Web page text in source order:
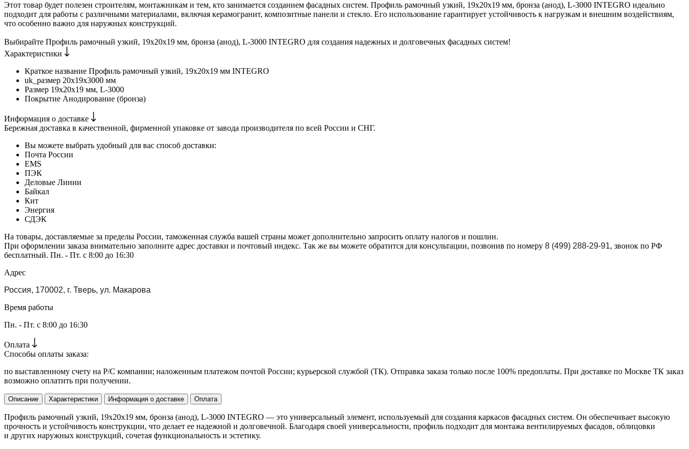
Этот товар будет полезен строителям, монтажникам и тем, кто занимается созданием фасадных систем. Профиль рамочный узкий, 19х20х19 мм, бронза (анод), L-3000 INTEGRO идеально
подходит для работы с различными материалами, включая керамогранит, композитные панели и стекло. Его использование гарантирует устойчивость к нагрузкам и внешним воздействиям,
что особенно важно для наружных конструкций.
Выбирайте Профиль рамочный узкий, 19х20х19 мм, бронза (анод), L-3000 INTEGRO для создания надежных и долговечных фасадных систем!
Характеристики
Краткое название Профиль рамочный узкий, 19х20х19 мм INTEGRO
uk_размер 20х19х3000 мм
Размер 19х20х19 мм, L-3000
Покрытие Анодирование (бронза)
Информация о доставке
Бережная доставка в качественной, фирменной упаковке от завода производителя по всей России и СНГ.
Вы можете выбрать удобный для вас способ доставки:
Почта России
EMS
ПЭК
Деловые Линии
Байкал
Кит
Энергия
СДЭК
На товары, доставляемые за пределы России, таможенная служба вашей страны может дополнительно запросить оплату налогов и пошлин.
При оформлении заказа внимательно заполните адрес доставки и почтовый индекс. Так же вы можете обратится для консультации, позвонив по номеру 8 (499) 288-29-91, звонок по РФ
бесплатный. Пн. - Пт. с 8:00 до 16:30
Адрес
Россия, 170002, г. Тверь, ул. Макарова
Время работы
Пн. - Пт. с 8:00 до 16:30
Оплата
Способы оплаты заказа:
по выставленному счету на Р/С компании; наложенным платежом почтой России; курьерской службой (ТК). Отправка заказа только после 100% предоплаты. При доставке по Москве ТК заказ
возможно оплатить при получении.
Описание Характеристики Информация о доставке Оплата
Профиль рамочный узкий, 19х20х19 мм, бронза (анод), L-3000 INTEGRO — это универсальный элемент, используемый для создания каркасов фасадных систем. Он обеспечивает высокую
прочность и устойчивость конструкции, что делает ее надежной и долговечной. Благодаря своей универсальности, профиль подходит для монтажа вентилируемых фасадов, облицовки
и других наружных конструкций, сочетая функциональность и эстетику.